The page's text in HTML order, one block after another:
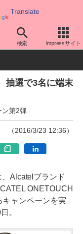
Translate
検索 Impressサイト
安スマホ/SIMフリースマ
抽選で3名に端末
ン第2弾
（2016/3/23 12:36）
Alcatelブランド
ONETOUCH
キャンペーンを実
。